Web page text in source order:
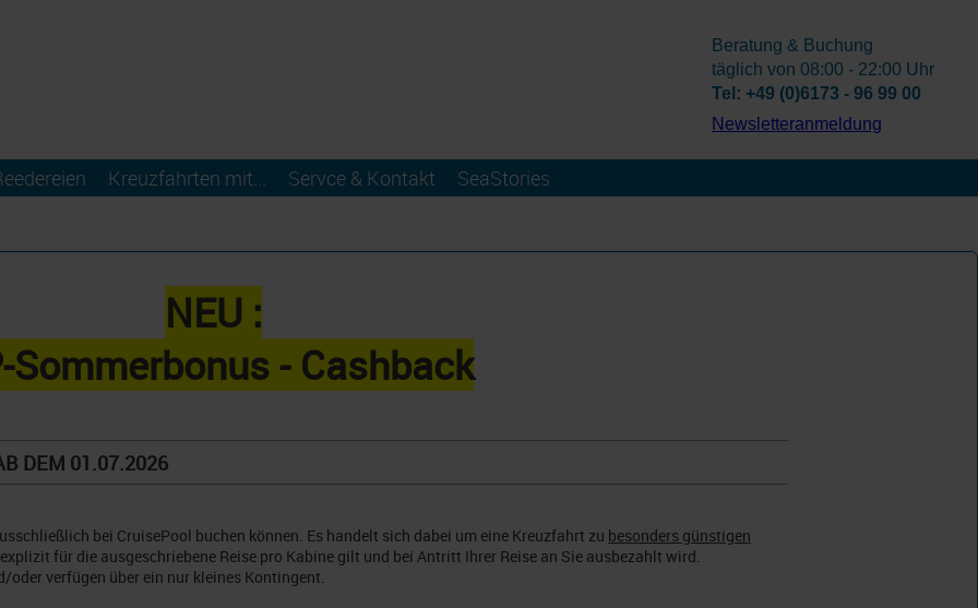
Kreuzfahrten mit... Servce & Kontakt SeaStories
Beratung & Buchung
täglich von 08:00 - 22:00 Uhr
Tel: +49 (0)6173 - 96 99 00
­Newsletteranmeldung
NEU :
Sommerbonus - Cashback
DEM 01.07.2026
bei CruisePool buchen können. Es handelt sich dabei um eine Kreuzfahrt zu besonders günstigen
für die ausgeschriebene Reise pro Kabine gilt und bei Antritt Ihrer Reise an Sie ausbezahlt wird.
oder verfügen über ein nur kleines Kontingent.